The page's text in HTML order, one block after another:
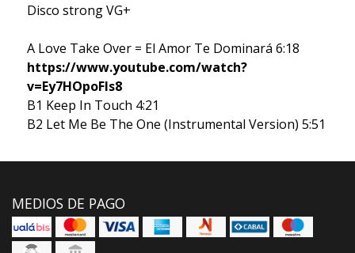
Disco strong VG+
A Love Take Over = El Amor Te Dominará 6:18
https://www.youtube.com/watch?
v=Ey7HOpoFIs8
B1 Keep In Touch 4:21
B2 Let Me Be The One (Instrumental Version) 5:51
MEDIOS DE PAGO